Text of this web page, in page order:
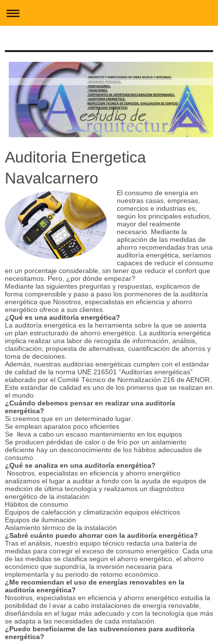
Auditoria Energetica
Navalcarnero
El consumo de energía en
nuestras casas, empresas,
comercios e industrias es,
según los principales estudios,
mayor del realmente
necesario. Mediante la
aplicación de las medidas de
ahorro recomendadas tras una
auditoría energética, seríamos
capaces de reducir el consumo
en un porcentaje considerable, sin tener que reducir el confort que
necesitamos. Pero, ¿por dónde empezar?
Mediante las siguientes preguntas y respuestas, explicamos de
forma comprensible y paso a paso los pormenores de la auditoría
energética que Nosotros, especialistas en eficiencia y ahorro
energético ofrece a sus clientes.
¿Qué es una auditoría energética?
La auditoría energética es la herramienta sobre la que se asienta
un plan estructurado de ahorro energético. La auditoría energética
implica realizar una labor de recogida de información, análisis,
clasificación, propuesta de alternativas, cuantificación de ahorros y
toma de decisiones.
Además, nuestras auditorías energéticas cumplen con el estándar
de calidad de la norma UNE 216501 “Auditorías energéticas”
elaborado por el Comité Técnico de Normalización 216 de AENOR.
Este estándar de calidad es uno de los primeros que se realizan en
el mundo.
¿Cuándo debemos pensar en realizar una auditoría
energética?
Si creemos que en un determinado lugar:
Se emplean aparatos poco eficientes
Se lleva a cabo un escaso mantenimiento en los equipos
Se producen pérdidas de calor o de frío por un aislamiento
deficiente hay un desconocimiento de los hábitos adecuados de
consumo.
¿Qué se analiza en una auditoría energética?
Nosotros, especialistas en eficiencia y ahorro energético
analizamos el lugar a auditar a fondo con la ayuda de equipos de
medición de última tecnología y realizamos un diagnóstico
energético de la instalación:
Hábitos de consumo
Equipos de calefacción y climatización equipos eléctricos
Equipos de iluminación
Aislamiento térmico de la instalación
¿Sabré cuánto puedo ahorrar con la auditoría energética?
Tras el análisis, nuestro equipo técnico redacta una batería de
medidas para corregir el exceso de consumo energético. Cada una
de las medidas se clasifica según el ahorro energético, el ahorro
económico que supondría, la inversión necesaria para
implementarla y su periodo de retorno económico.
¿Me recomiendan el uso de energías renovables en la
auditoría energética?
Nosotros, especialistas en eficiencia y ahorro energético estudia la
posibilidad de l evar a cabo instalaciones de energía renovable,
diseñándola en el lugar más adecuado y con la tecnología que más
se adapta a las necesidades de cada instalación.
¿Puedo beneficiarme de las subvenciones para auditoría
energética?